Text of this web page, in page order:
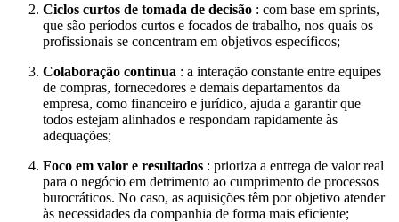
Ciclos curtos de tomada de decisão : com base em sprints,
que são períodos curtos e focados de trabalho, nos quais os
profissionais se concentram em objetivos específicos;
Colaboração contínua : a interação constante entre equipes
de compras, fornecedores e demais departamentos da
empresa, como financeiro e jurídico, ajuda a garantir que
todos estejam alinhados e respondam rapidamente às
adequações;
Foco em valor e resultados : prioriza a entrega de valor real
para o negócio em detrimento ao cumprimento de processos
burocráticos. No caso, as aquisições têm por objetivo atender
às necessidades da companhia de forma mais eficiente;